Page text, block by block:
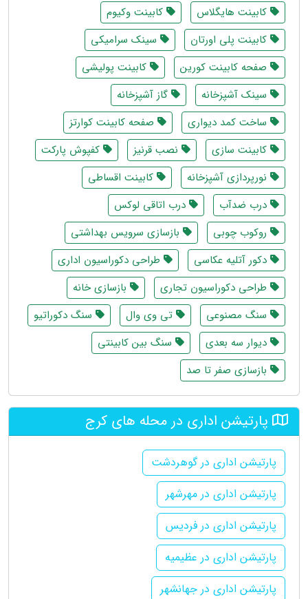
کابینت هایگلاس
کابینت وکیوم
کابینت پلی اورتان
سینک سرامیکی
صفحه کابینت کورین
کابینت پولیشی
سینک آشپزخانه
گاز آشپزخانه
ساخت کمد دیواری
صفحه کابینت کوارتز
کابینت سازی
نصب قرنیز
کفپوش پارکت
نورپردازی آشپزخانه
کابینت اقساطی
درب ضدآب
درب اتاقی لوکس
روکوب چوبی
بازسازی سرویس بهداشتی
دکور آتلیه عکاسی
طراحی دکوراسیون اداری
طراحی دکوراسیون تجاری
بازسازی خانه
سنگ مصنوعی
تی وی وال
سنگ دکوراتیو
دیوار سه بعدی
سنگ بین کابینتی
بازسازی صفر تا صد
پارتیشن اداری در محله های کرج
پارتیشن اداری در گوهردشت
پارتیشن اداری در مهرشهر
پارتیشن اداری در فردیس
پارتیشن اداری در عظیمیه
پارتیشن اداری در جهانشهر